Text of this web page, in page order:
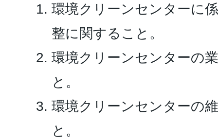
環境クリーンセンターに
整に関すること。
環境クリーンセンターの
と。
環境クリーンセンターの
と。